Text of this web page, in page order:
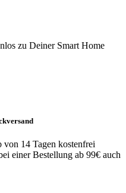
zu Deiner Smart Home
14 Tagen kostenfrei
einer Bestellung ab 99€ auch